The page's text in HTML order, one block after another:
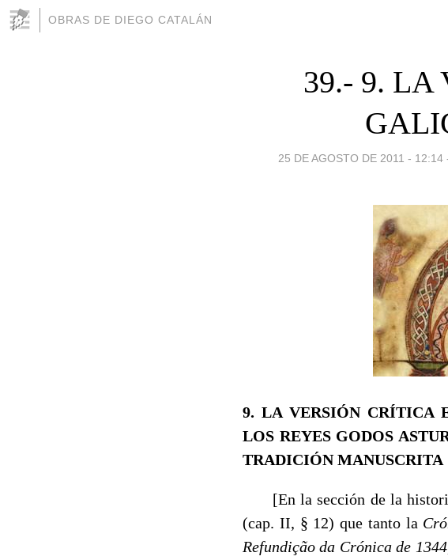
OBRAS DE DIEGO CATALÁN
39.- 9. LA
25 DE AGOSTO DE 2011 - 12:14
9. LA VERSIÓN CRÍTICA
LOS REYES GODOS
TRADICIÓN MANUSCRITA
[En la sección de la historia
(cap. II, § 12) que tanto la
Refundição da Crónica de